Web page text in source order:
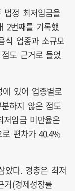
법정 최저임금을
2번째를 기록했
식 업종과 소규모
도 근거로 들었
있어 업종별로
하지 않은 점도
임금 미만율은
편차가 40.4%
았다. 경총은 최저
(경제성장률